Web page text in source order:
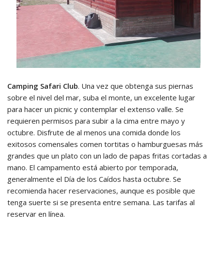
Camping Safari Club. Una vez que obtenga sus piernas
sobre el nivel del mar, suba el monte, un excelente lugar
para hacer un picnic y contemplar el extenso valle. Se
requieren permisos para subir a la cima entre mayo y
octubre. Disfrute de al menos una comida donde los
exitosos comensales comen tortitas o hamburguesas más
grandes que un plato con un lado de papas fritas cortadas a
mano. El campamento está abierto por temporada,
generalmente el Día de los Caídos hasta octubre. Se
recomienda hacer reservaciones, aunque es posible que
tenga suerte si se presenta entre semana. Las tarifas al
reservar en línea.